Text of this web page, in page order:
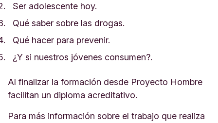
Ser adolescente hoy.
Qué saber sobre las drogas.
Qué hacer para prevenir.
¿Y si nuestros jóvenes consumen?.
Al finalizar la formación desde Proyecto Hombre
facilitan un diploma acreditativo.
Para más información sobre el trabajo que realiza